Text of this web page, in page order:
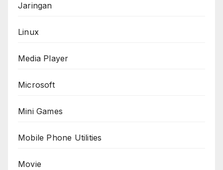
Jaringan
Linux
Media Player
Microsoft
Mini Games
Mobile Phone Utilities
Movie